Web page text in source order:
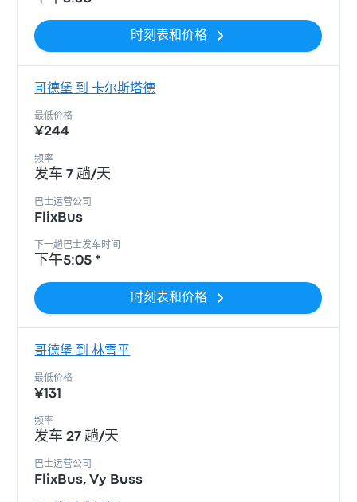
时刻表和价格
哥德堡 到 卡尔斯塔德
最低价格
¥244
频率
发车 7 趟/天
巴士运营公司
FlixBus
下一趟巴士发车时间
下午5:05 *
时刻表和价格
哥德堡 到 林雪平
最低价格
¥131
频率
发车 27 趟/天
巴士运营公司
FlixBus, Vy Buss